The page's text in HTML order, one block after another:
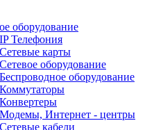
оборудование
IP Телефония
Сетевые карты
Сетевое оборудование
Беспроводное оборудование
Коммутаторы
Конвертеры
Модемы, Интернет - центры
Сетевые кабели